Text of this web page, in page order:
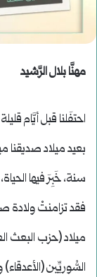
مهنَّا بلال الرَّشيد
احتفَلنا قبل أيَّام
بعيد ميلاد
سنة، خَبِرَ فيها
فقد تزامنتْ
ميلاد (حزب البعث
السُّوريِّين